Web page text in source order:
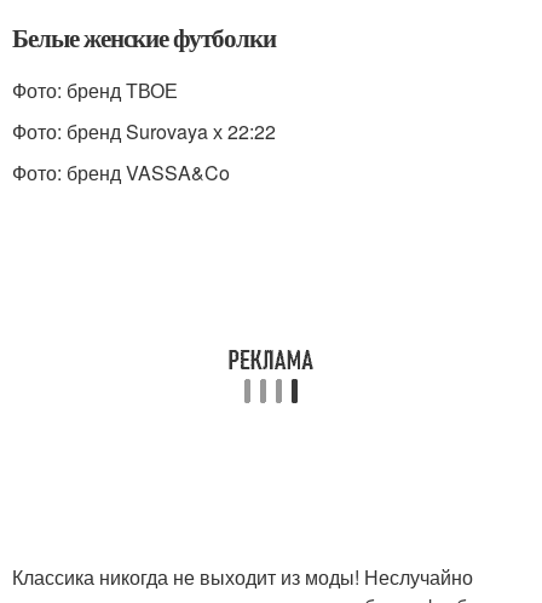
Белые женские футболки
Фото: бренд ТВОЕ
Фото: бренд Surovaya х 22:22
Фото: бренд VASSA&Co
Классика никогда не выходит из моды! Неслучайно